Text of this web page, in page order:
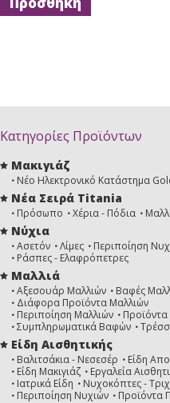
Κατηγορίες Προϊόντων
Μακιγιάζ
Νέο Ηλεκτρονικό Κατάστημα
Νέα Σειρά Titania
Πρόσωπο Χέρια - Πόδια
Νύχια
Ασετόν Λίμες
Περιποίηση
Ράσπες - Ελαφρόπετρες
Μαλλιά
Αξεσουάρ Μαλλιών
Βαφές
Διάφορα Προϊόντα Μαλλιών
Περιποίηση Μαλλιών
Προϊόντα
Συμπληρωματικά Βαφών
Είδη Αισθητικής
Βαλιτσάκια - Νεσεσέρ
Είδη
Είδη Μακιγιάζ
Εργαλεία
Ιατρικά Είδη
Νυχοκόπτες -
Περιποίηση Νυχιών
Προϊόντα